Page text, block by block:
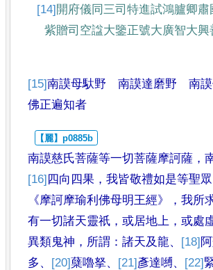
[14]開府儀同三司特進試鴻臚卿肅
紫贈司 空諡大鑒正號大廣智大興
[15]南謨母馱野 南謨達磨野 南謨
佛正遍知者
南謨慈氏菩薩等一切菩薩摩訶薩 ，
[16]四向四果 ，我皆敬禮如是等聖眾
《摩訶摩瑜利佛母明王經》，我所
有一切諸天靈祇 ，或居地上 ，或處
異類鬼神 ， 所謂 ：諸天及龍、 [18]
多、 [20]蘖嚕拏、 [21]彥達嚩、 [22]